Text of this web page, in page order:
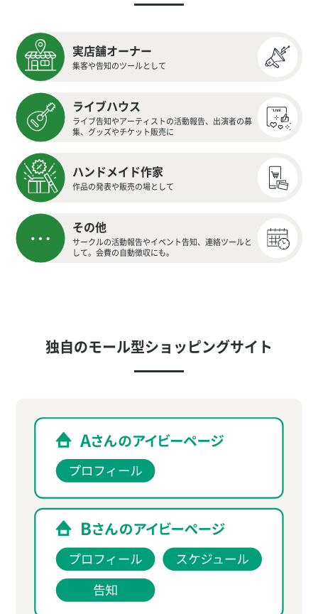
実店舗オーナー
集客や告知のツールとして
ライブハウス
ライブ告知やアーティストの活動報告、出演者の募
集、グッズやチケット販売に
ハンドメイド作家
作品の発表や販売の場として
その他
サークルの活動報告やイベント告知、連絡ツールと
して。会費の自動徴収にも。
独自のモール型ショッピングサイト